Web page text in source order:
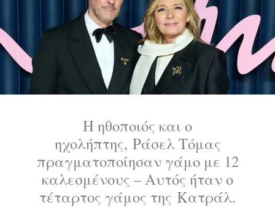
Η ηθοποιός και ο
ηχολήπτης, Ράσελ Τόμας
πραγματοποίησαν γάμο με 12
καλεσμένους – Αυτός ήταν ο
τέταρτος γάμος της Κατράλ.